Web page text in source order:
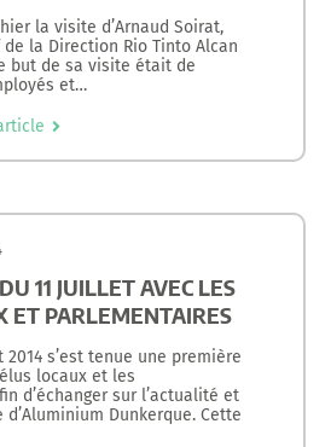
la visite d’Arnaud Soirat,
la Direction Rio Tinto Alcan
but de sa visite était de
et…
11 JUILLET AVEC LES
ET PARLEMENTAIRES
s’est tenue une première
locaux et les
d’échanger sur l’actualité et
Dunkerque. Cette